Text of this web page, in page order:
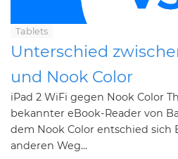
Tablets
Unterschied
und Nook Color
iPad 2 WiFi gegen Nook Color
bekannter eBook-Reader von
dem Nook Color entschied sich
anderen Weg...